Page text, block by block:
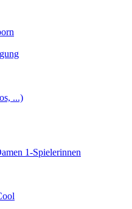
...)
1-Spielerinnen